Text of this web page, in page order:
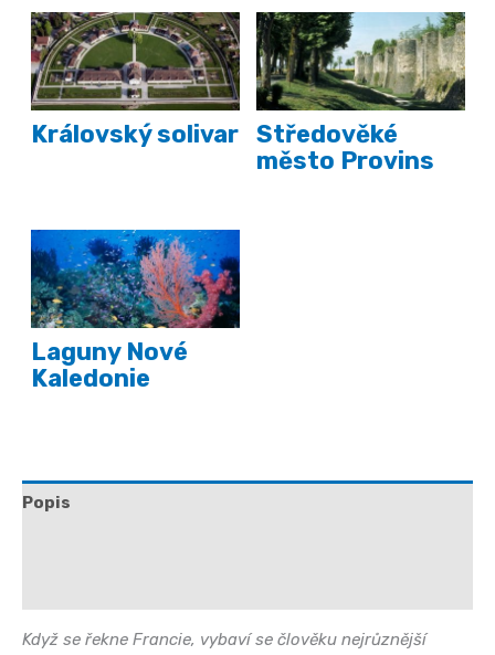
Královský solivar
Středověké
město Provins
Laguny Nové
Kaledonie
Popis
Když se řekne Francie, vybaví se člověku nejrůznější